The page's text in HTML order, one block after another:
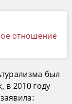
отношение
был
в 2010 году